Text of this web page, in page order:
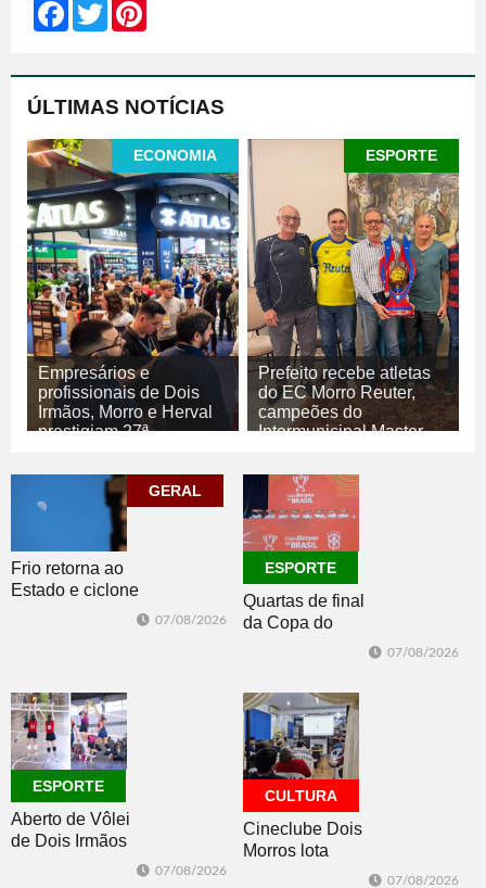
Facebook
Twitter
ÚLTIMAS NOTÍCIAS
ECONOMIA
Empresários e
profissionais de Dois
Irmãos, Morro e Herval
prestigiam 27ª
07/08/2026
ECONOMIA
ESPORTE
Prefeito recebe atletas
do EC Morro Reuter,
campeões do
Intermunicipal Master
07/08/2026
ESPORTE
GERAL
Frio retorna ao
Estado e ciclone
07/08/2026
ESPORTE
Quartas de final
da Copa do
Brasil 2026: veja
do sorteio
07/08/2026
ESPORTE
Aberto de Vôlei
de Dois Irmãos
07/08/2026
CULTURA
Cineclube Dois
Morros lota
07/08/2026